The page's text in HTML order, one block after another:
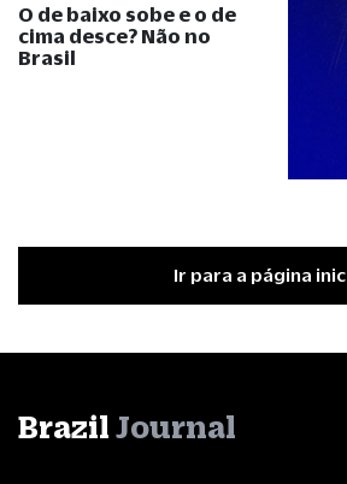
O de baixo sobe e o de
cima desce? Não no
Brasil
Ir para a página
Brazil Journal